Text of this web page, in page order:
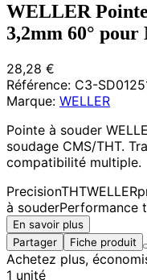
WELLER
3,2mm 60°
28,28 €
Référence: C3-
Marque: WELLER
Pointe à souder
soudage CMS/THT.
compatibilité multiple.
PrecisionTHTWELLER
à souderPerformance
En savoir plus
Partager
Fiche produit
Achetez plus,
1 unité